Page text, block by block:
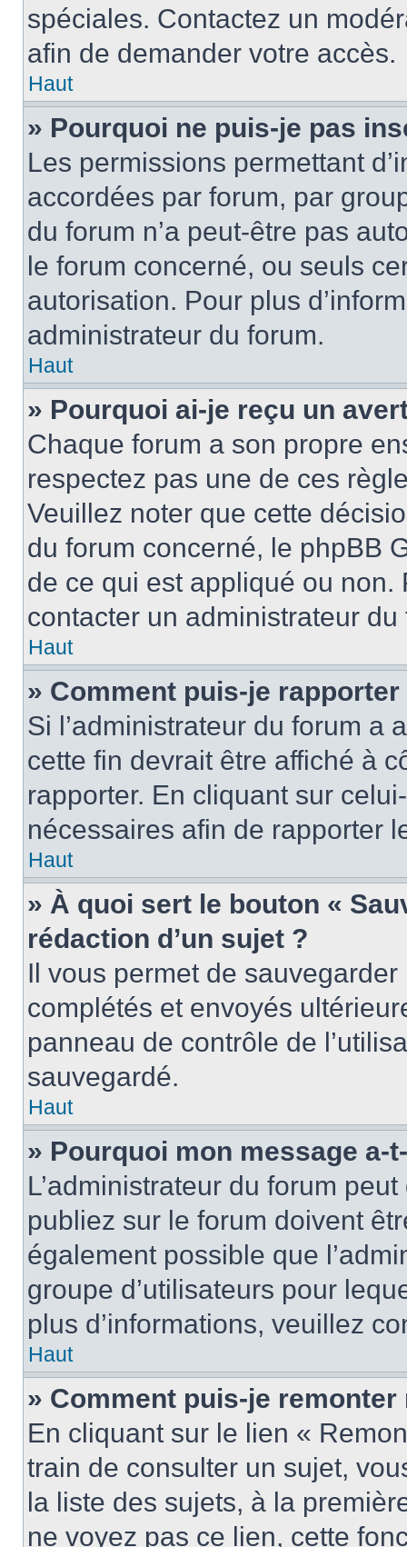
spéciales. Contactez un
afin de demander votre accès.
Haut
» Pourquoi ne puis-je pas
Les permissions permettant
accordées par forum, par
du forum n’a peut-être pas
le forum concerné, ou seuls
autorisation. Pour plus
administrateur du forum.
Haut
» Pourquoi ai-je reçu un
Chaque forum a son propre
respectez pas une de ces
Veuillez noter que cette
du forum concerné, le phpBB
de ce qui est appliqué ou non.
contacter un administrateur du
Haut
» Comment puis-je
Si l’administrateur du forum a
cette fin devrait être affiché à
rapporter. En cliquant sur
nécessaires afin de rapporter
Haut
» À quoi sert le bouton «
rédaction d’un sujet ?
Il vous permet de
complétés et envoyés
panneau de contrôle de
sauvegardé.
Haut
» Pourquoi mon message a-
L’administrateur du forum
publiez sur le forum doivent
également possible que
groupe d’utilisateurs pour
plus d’informations, veuillez
Haut
» Comment puis-je
En cliquant sur le lien «
train de consulter un sujet,
la liste des sujets, à la
ne voyez pas ce lien, cette